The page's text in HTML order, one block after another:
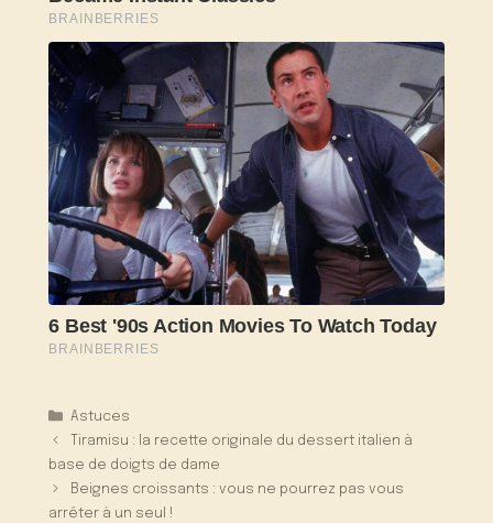
Catégories
Astuces
Tiramisu : la recette originale du dessert italien à
base de doigts de dame
Beignes croissants : vous ne pourrez pas vous
arrêter à un seul !